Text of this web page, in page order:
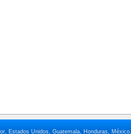
Estados Unidos, Guatemala, Honduras,